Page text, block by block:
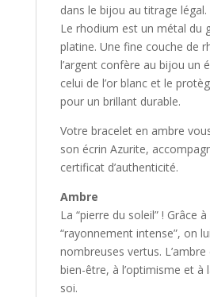
dans le bijou au titrage légal.
Le rhodium est un métal du
platine. Une fine couche de
l’argent confère au bijou un
celui de l’or blanc et le
pour un brillant durable.
Votre bracelet en ambre
son écrin Azurite,
certificat d’authenticité.
Ambre
La “pierre du soleil” ! Grâce
“rayonnement intense”, on
nombreuses vertus.
bien-être, à l’optimisme et à
soi.